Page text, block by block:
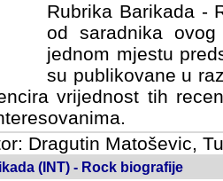
Rubrika Barikada -
od saradnika
jednom mjestu
su publikovane u
vrijednost tih
Dragutin Matoševic,
(INT) - Rock biografije